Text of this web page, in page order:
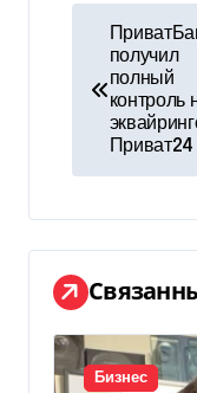
и
г
а
ц
и
получил
полный
контроль
Приват24
Бизнес